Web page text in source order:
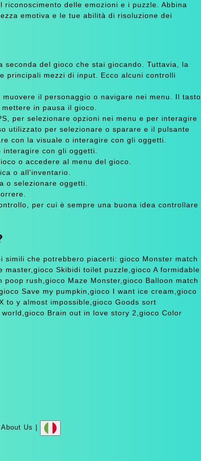
delle emozioni e i puzzle. Abbina
emotiva e le tue abilità di risoluzione dei
del gioco che stai giocando. Tuttavia, la
principali mezzi di input. Ecco alcuni controlli
il personaggio o navigare nei menu. Il tasto
in pausa il gioco.
per selezionare opzioni nei menu e per interagire
utilizzato per selezionare o sparare e il pulsante
con la visuale o interagire con gli oggetti.
con gli oggetti.
o accedere al menu del gioco.
o all'inventario.
o selezionare oggetti.
per cui è sempre una buona idea controllare
che potrebbero piacerti: gioco Monster match
Skibidi toilet puzzle,gioco A formidable
rush,gioco Maze Monster,gioco Balloon match
Save my pumpkin,gioco I want ice cream,gioco
to y almost impossible,gioco Goods sort
Brain out in love story 2,gioco Color
About Us |